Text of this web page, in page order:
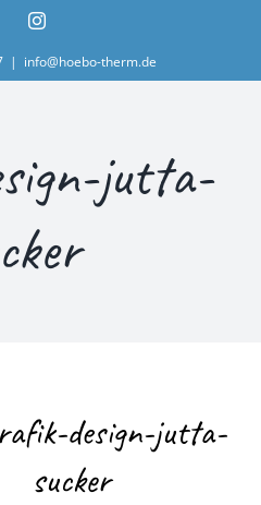
FacebookInstagram
| info@hoebo-therm.de
jutta-
design-jutta-
sucker